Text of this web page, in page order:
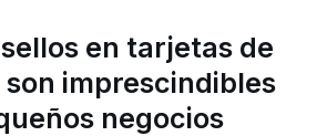
en tarjetas de
imprescindibles
negocios